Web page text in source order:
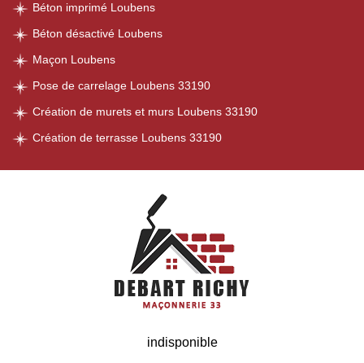
Béton imprimé Loubens
Béton désactivé Loubens
Maçon Loubens
Pose de carrelage Loubens 33190
Création de murets et murs Loubens 33190
Création de terrasse Loubens 33190
indisponible